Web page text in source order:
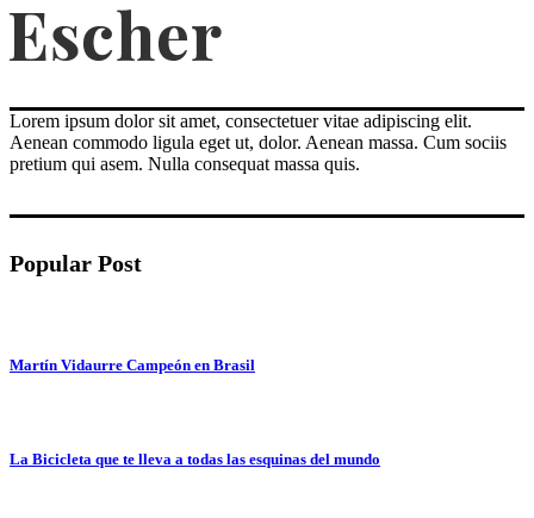
Lorem ipsum dolor sit amet, consectetuer vitae adipiscing elit.
Aenean commodo ligula eget ut, dolor. Aenean massa. Cum sociis
pretium qui asem. Nulla consequat massa quis.
Popular Post
Martín Vidaurre Campeón en Brasil
La Bicicleta que te lleva a todas las esquinas del mundo